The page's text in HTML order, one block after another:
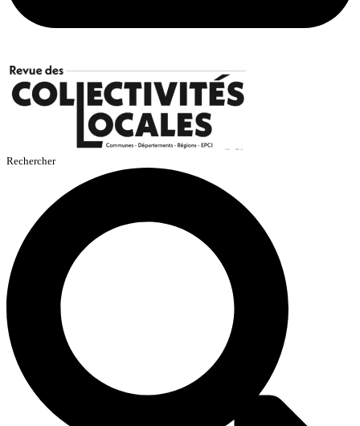
Rechercher